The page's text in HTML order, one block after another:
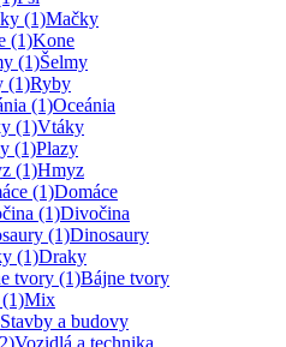
Mačky
Kone
Šelmy
Ryby
Oceánia
Vtáky
Plazy
Hmyz
Domáce
Divočina
Dinosaury
Draky
Bájne tvory
Mix
Stavby a budovy
Vozidlá a technika